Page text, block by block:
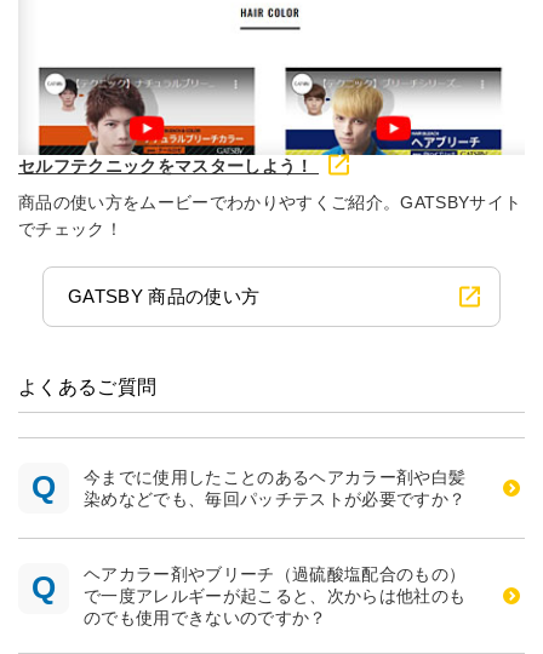
セルフテクニックをマスターしよう！
商品の使い方をムービーでわかりやすくご紹介。GATSBYサイト
でチェック！
GATSBY 商品の使い方
よくあるご質問
今までに使用したことのあるヘアカラー剤や白髪
染めなどでも、毎回パッチテストが必要ですか？
ヘアカラー剤やブリーチ（過硫酸塩配合のもの）
で一度アレルギーが起こると、次からは他社のも
のでも使用できないのですか？